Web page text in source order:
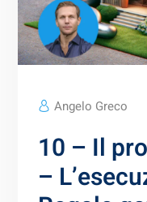
Angelo Greco
10 – Il
–